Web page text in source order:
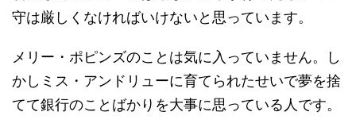
守は厳しくなければいけないと思っています。
メリー・ポピンズのことは気に入っていません。し
かしミス・アンドリューに育てられたせいで夢を捨
てて銀行のことばかりを大事に思っている人です。